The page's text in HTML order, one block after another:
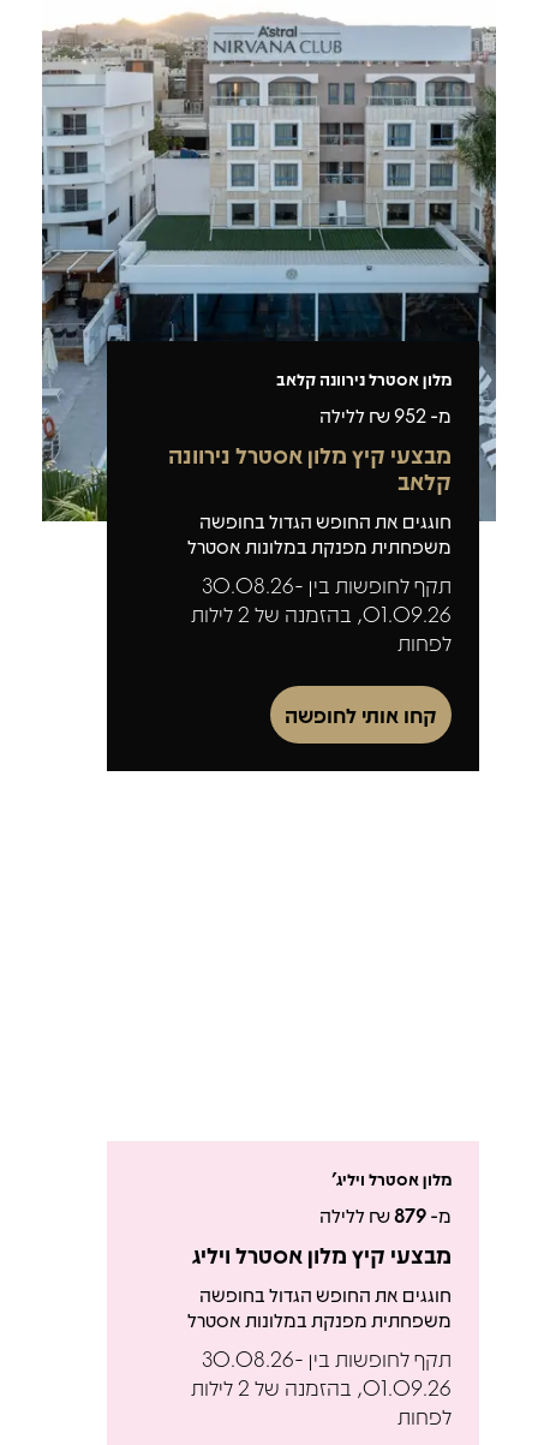
מלון אסטרל נירוונה קלאב
מ- 952₪ ללילה
מבצעי קיץ מלון אסטרל נירוונה
קלאב
חוגגים את החופש הגדול בחופשה
משפחתית מפנקת במלונות אסטרל
תקף לחופשות בין 30.08.26-
01.09.26, בהזמנה של 2 לילות
לפחות
קחו אותי לחופשה
מלון אסטרל ויליג'
מ-879₪ ללילה
מבצעי קיץ מלון אסטרל ויליג
חוגגים את החופש הגדול בחופשה
משפחתית מפנקת במלונות אסטרל
תקף לחופשות בין 30.08.26-
01.09.26, בהזמנה של 2 לילות
לפחות